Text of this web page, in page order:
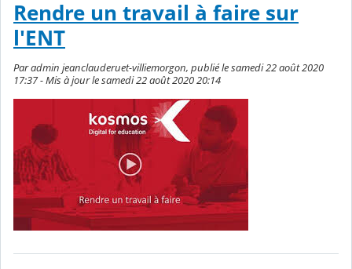
Rendre un travail à faire sur
l'ENT
Par admin jeanclauderuet-villiemorgon, publié le samedi 22 août 2020
17:37 - Mis à jour le samedi 22 août 2020 20:14